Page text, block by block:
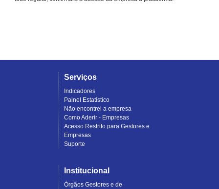
Serviços
Indicadores
Painel Estatístico
Não encontrei a empresa
Como Aderir - Empresas
Acesso Restrito para Gestores e
Empresas
Suporte
Institucional
Órgãos Gestores e de